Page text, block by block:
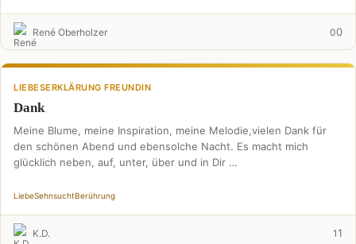
René Oberholzer 00
LIEBESERKLÄRUNG FREUNDIN
Dank
Meine Blume, meine Inspiration, meine Melodie,vielen Dank für
den schönen Abend und ebensolche Nacht. Es macht mich
glücklich neben, auf, unter, über und in Dir …
LiebeSehnsuchtBerührung
K.D. 11